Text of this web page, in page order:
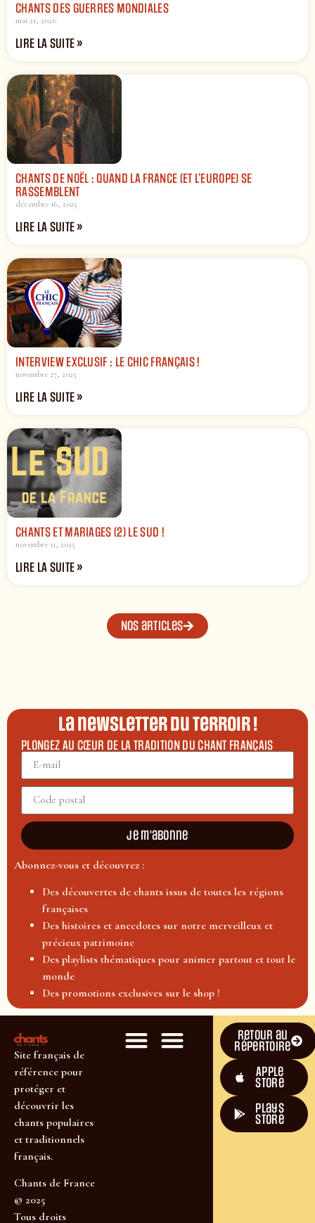
CHANTS DES GUERRES MONDIALES
mai 21, 2026
LIRE LA SUITE »
CHANTS DE NOËL : QUAND LA FRANCE (ET L’EUROPE) SE
RASSEMBLENT
décembre 16, 2025
LIRE LA SUITE »
INTERVIEW EXCLUSIF : LE CHIC FRANÇAIS !
novembre 27, 2025
LIRE LA SUITE »
CHANTS ET MARIAGES (2) LE SUD !
novembre 11, 2025
LIRE LA SUITE »
Nos articles
La newsletter du terroir !
PLONGEZ AU CŒUR DE LA TRADITION DU CHANT FRANÇAIS
Je m'abonne
Abonnez-vous et découvrez :
Des découvertes de chants issus de toutes les régions
françaises
Des histoires et anecdotes sur notre merveilleux et
précieux patrimoine
Des playlists thématiques pour animer partout et tout le
monde
Des promotions exclusives sur le shop !
Site français de
référence pour
protéger et
découvrir les
chants populaires
et traditionnels
français.
Chants de France
© 2025
Tous droits
Retour au
répertoire
Apple
Store
plays
store